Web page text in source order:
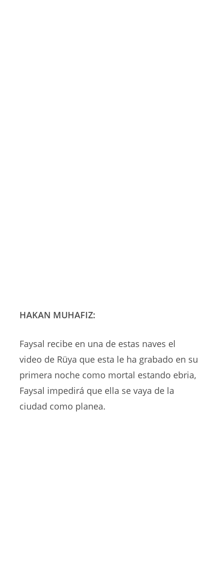
HAKAN MUHAFIZ:
Faysal recibe en una de estas naves el
video de Rüya que esta le ha grabado en su
primera noche como mortal estando ebria,
Faysal impedirá que ella se vaya de la
ciudad como planea.